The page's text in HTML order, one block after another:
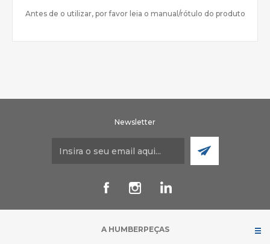
Antes de o utilizar, por favor leia o manual/rótulo do produto
Newsletter
A HUMBERPEÇAS